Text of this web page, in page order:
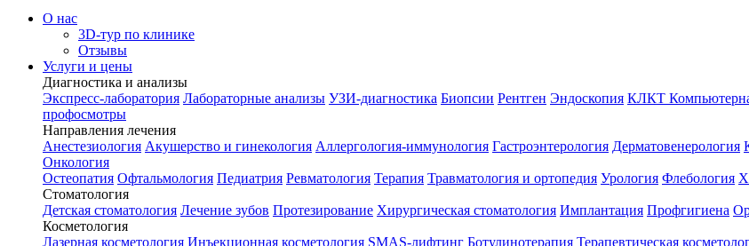
О нас
3D-тур по клинике
Отзывы
Услуги и цены
Диагностика и анализы
Экспресс-лаборатория Лабораторные анализы УЗИ-диагностика Биопсии Рентген Эндоскопия КЛКТ
профосмотры
Направления лечения
Анестезиология Акушерство и гинекология Аллергология-иммунология Гастроэнтерология Дерматовенерология
Онкология
Остеопатия Офтальмология Педиатрия Ревматология Терапия Травматология и ортопедия Урология Флебология
Стоматология
Детская стоматология Лечение зубов Протезирование Хирургическая стоматология Имплантация Профгигиена
Косметология
Лазерная косметология Инъекционная косметология SMAS-лифтинг Ботулинотерапия Терапевтическая